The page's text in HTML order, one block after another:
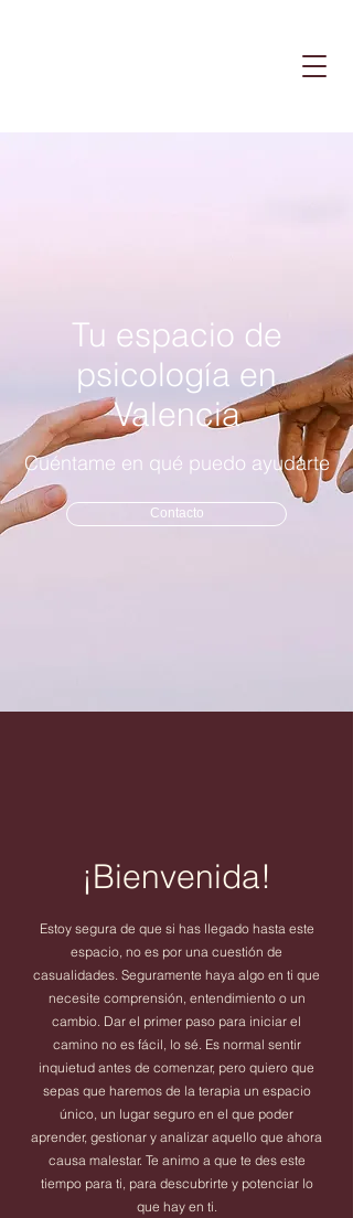
Tu espacio de
psicología en
Valencia
Cuéntame en qué puedo ayudarte
Contacto
¡Bienvenida!
Estoy segura de que si has llegado hasta este
espacio, no es por una cuestión de
casualidades. Seguramente haya algo en ti que
necesite comprensión, entendimiento o un
cambio. Dar el primer paso para iniciar el
camino no es fácil, lo sé. Es normal sentir
inquietud antes de comenzar, pero quiero que
sepas que haremos de la terapia un espacio
único, un lugar seguro en el que poder
aprender, gestionar y analizar aquello que ahora
causa malestar. Te animo a que te des este
tiempo para ti, para descubrirte y potenciar lo
que hay en ti.